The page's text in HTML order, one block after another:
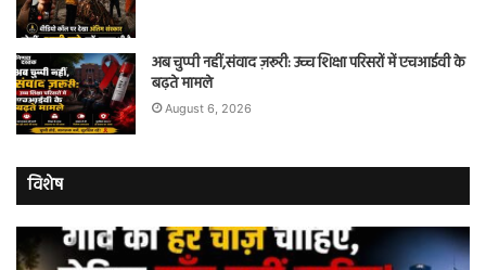
अब चुप्पी नहीं,संवाद ज़रूरी: उच्च शिक्षा परिसरों में एचआईवी के
बढ़ते मामले
August 6, 2026
विशेष